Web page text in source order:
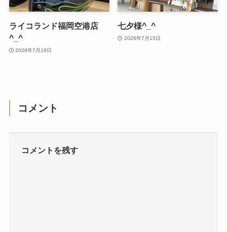
ライコランド福岡空港店
^_^
2026年7月19日
七夕様^_^
2026年7月15日
コメント
コメントを残す